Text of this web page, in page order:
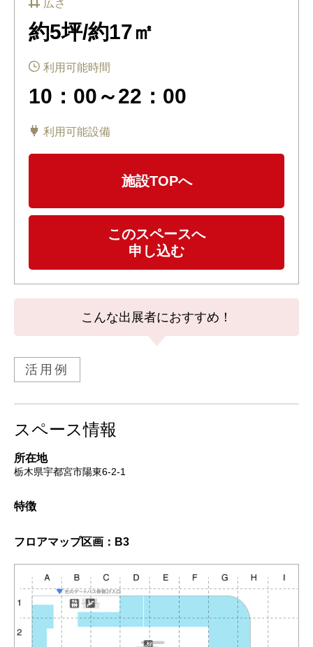
広さ
約5坪/約17㎡
利用可能時間
10：00～22：00
利用可能設備
施設TOPへ
このスペースへ
申し込む
こんな出展者におすすめ！
活用例
スペース情報
所在地
栃木県宇都宮市陽東6-2-1
特徴
フロアマップ区画：B3